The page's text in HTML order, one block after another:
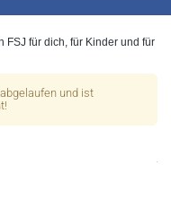
FSJ für dich, für Kinder und für
und ist